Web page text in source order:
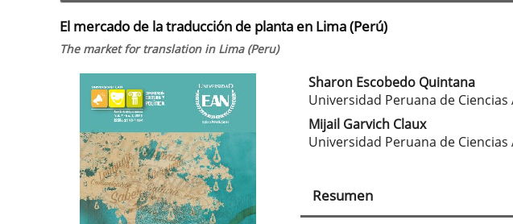
El mercado de la traducción de planta en Lima (Perú)
The market for translation in Lima (Peru)
Barra
lateral
del
artículo
Contenido
principal
del
Sharon Escobedo Quintana
Universidad Peruana de Ciencias
Mijail Garvich Claux
Universidad Peruana de Ciencias
Resumen